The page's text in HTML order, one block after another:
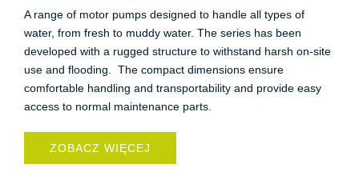
A range of motor pumps designed to handle all types of
water, from fresh to muddy water. The series has been
developed with a rugged structure to withstand harsh on-site
use and flooding. The compact dimensions ensure
comfortable handling and transportability and provide easy
access to normal maintenance parts.
ZOBACZ WIĘCEJ